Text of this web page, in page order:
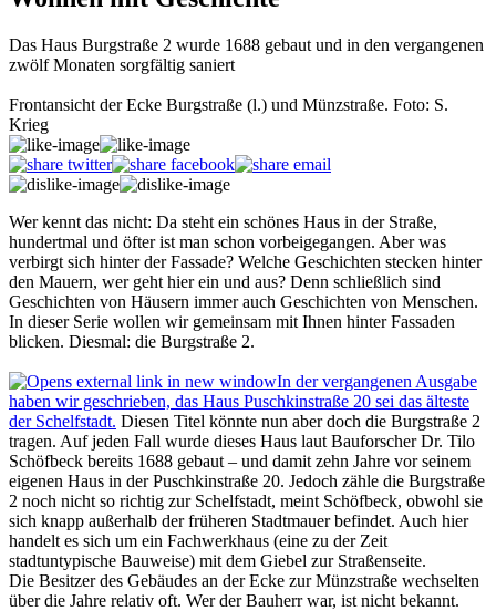
Das Haus Burgstraße 2 wurde 1688 gebaut und in den vergangenen
zwölf Monaten sorgfältig saniert
Frontansicht der Ecke Burgstraße (l.) und Münzstraße. Foto: S.
Krieg
Wer kennt das nicht: Da steht ein schönes Haus in der Straße,
hundertmal und öfter ist man schon vorbeigegangen. Aber was
verbirgt sich hinter der Fassade? Welche Geschichten stecken hinter
den Mauern, wer geht hier ein und aus? Denn schließlich sind
Geschichten von Häusern immer auch Geschichten von Menschen.
In dieser Serie wollen wir gemeinsam mit Ihnen hinter Fassaden
blicken. Diesmal: die Burg­straße 2.
In der vergangenen Ausgabe
haben wir geschrieben, das Haus Puschkinstraße 20 sei das älteste
der Schelf­stadt. Diesen Titel könnte nun aber doch die Burgstraße 2
tragen. Auf jeden Fall wurde dieses Haus laut Bauforscher Dr. Tilo
Schöfbeck bereits 1688 gebaut – und damit zehn Jahre vor seinem
eigenen Haus in der Puschkinstraße 20. Jedoch zähle die Burg­­straße
2 noch nicht so richtig zur Schelfstadt, meint Schöfbeck, obwohl sie
sich knapp außerhalb der früheren Stadtmauer befindet. Auch hier
handelt es sich um ein Fachwerkhaus (eine zu der Zeit
stadtuntypische Bauweise) mit dem Giebel zur Straßenseite.
Die Besitzer des Gebäudes an der Ecke zur Münzstraße wechselten
über die Jahre relativ oft. Wer der Bauherr war, ist nicht bekannt.